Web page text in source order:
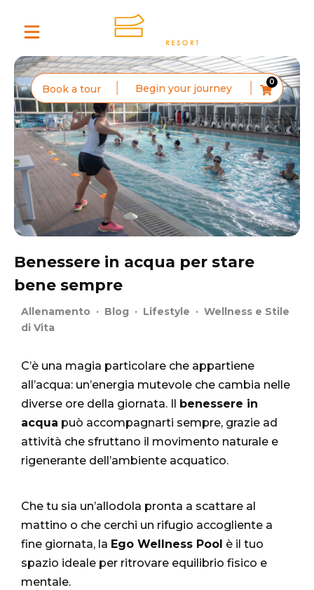
Book a tour Begin your journey 0
Benessere in acqua per stare
bene sempre
Allenamento · Blog · Lifestyle · Wellness e Stile
di Vita
C’è una magia particolare che appartiene
all’acqua: un’energia mutevole che cambia nelle
diverse ore della giornata. Il benessere in
acqua può accompagnarti sempre, grazie ad
attività che sfruttano il movimento naturale e
rigenerante dell’ambiente acquatico.
Che tu sia un’allodola pronta a scattare al
mattino o che cerchi un rifugio accogliente a
fine giornata, la Ego Wellness Pool è il tuo
spazio ideale per ritrovare equilibrio fisico e
mentale.